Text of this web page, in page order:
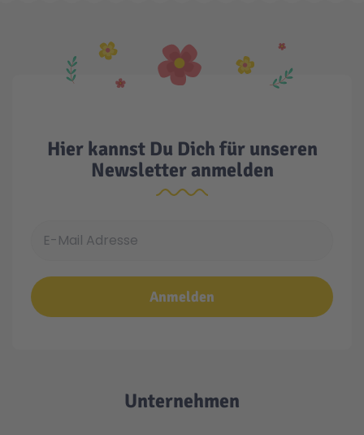
Hier kannst Du Dich für unseren
Newsletter anmelden
Anmelden
Unternehmen